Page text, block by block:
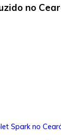
no
Spark no